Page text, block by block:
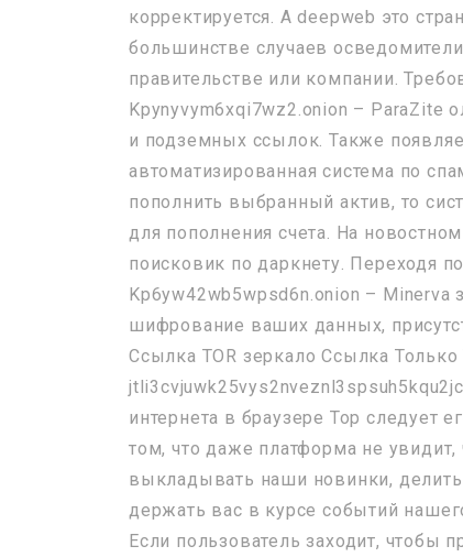
корректируется. А deepweb это
большинстве случаев
правительстве или компании.
Kpynyvym6xqi7wz2.onion – ParaZite
и подземных ссылок. Также
автоматизированная система по
пополнить выбранный актив, то
для пополнения счета. На
поисковик по даркнету. Переходя
Kp6yw42wb5wpsd6n.onion –
шифрование ваших данных,
Ссылка TOR зеркало Ссылка Только
интернета в браузере Тор следует
том, что даже платформа не
выкладывать наши новинки,
держать вас в курсе событий
Если пользователь заходит, чтобы